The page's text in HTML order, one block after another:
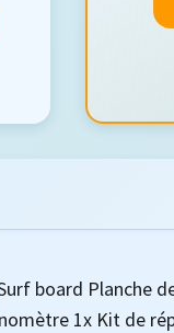
board Planche
1x Kit de